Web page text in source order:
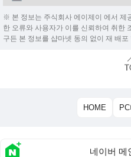
※ 본 정보는 주식회사 에이제이 에서 제
한 오류와 사용자가 이를 신뢰하여 취한
구든 본 정보를 샵마넷 동의 없이 재 배포
HOME
네이버 메